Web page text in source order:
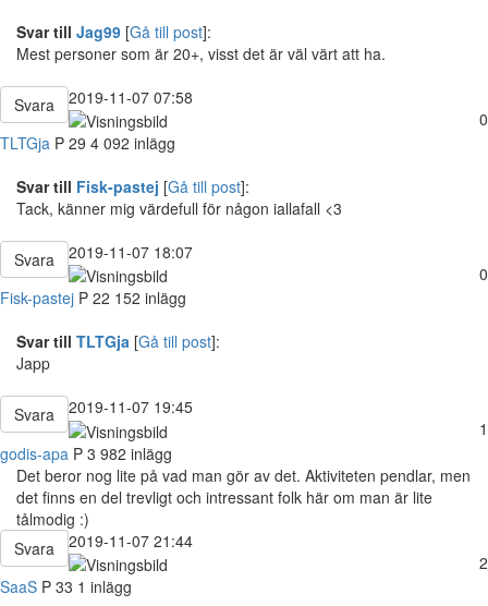
Svar till Jag99 [Gå till post]:
Mest personer som är 20+, visst det är väl värt att ha.
Svara
2019-11-07 07:58
0
TLTGja P 29 4 092 inlägg
Svar till Fisk-pastej [Gå till post]:
Tack, känner mig värdefull för någon iallafall <3
Svara
2019-11-07 18:07
0
Fisk-pastej P 22 152 inlägg
Svar till TLTGja [Gå till post]:
Japp
Svara
2019-11-07 19:45
1
godis-apa P 3 982 inlägg
Det beror nog lite på vad man gör av det. Aktiviteten pendlar, men
det finns en del trevligt och intressant folk här om man är lite
tålmodig :)
Svara
2019-11-07 21:44
2
SaaS P 33 1 inlägg